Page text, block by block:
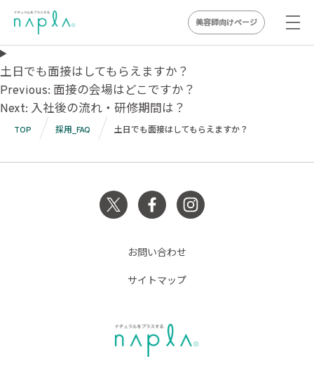
Skip
to
content
美容師向けページ
土日でも面接はしてもらえますか？
投
稿
ビ
Previous: 面接の会場はどこですか？
Next: 入社後の流れ・研修期間は？
TOP 採用_FAQ 土日でも面接はしてもらえますか？
お問い合わせ
サイトマップ